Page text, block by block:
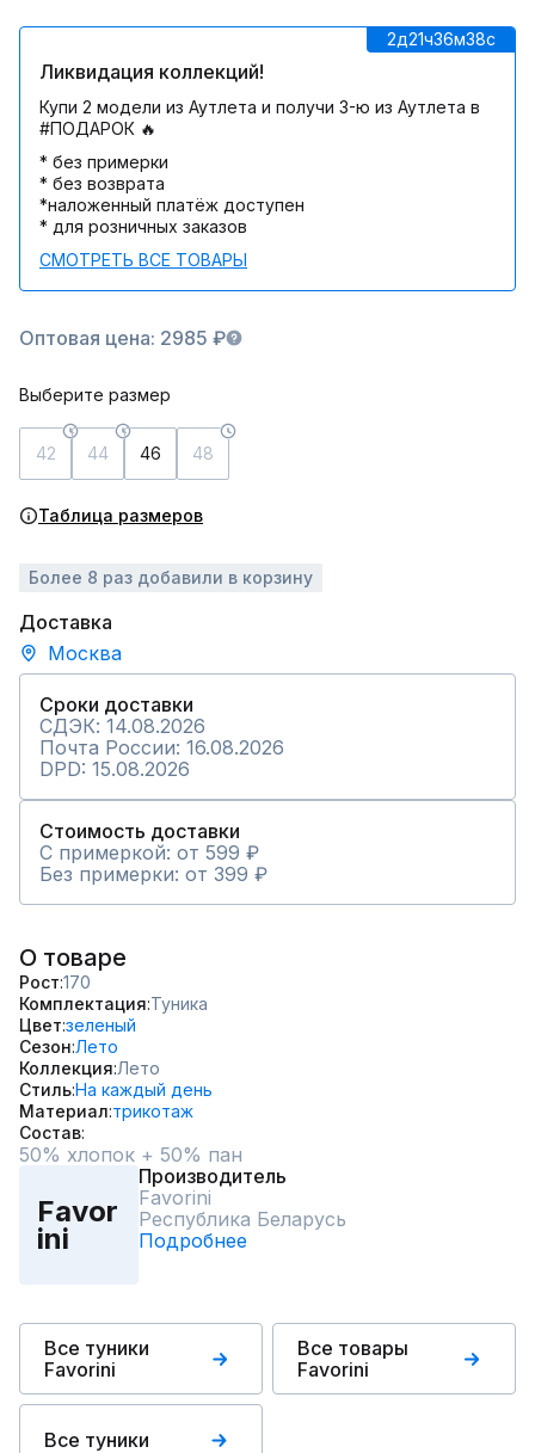
2д21ч36м38c
Ликвидация коллекций!
Купи 2 модели из Аутлета и получи 3-ю из Аутлета в
#ПОДАРОК 🔥
* без примерки
* без возврата
*наложенный платёж доступен
* для розничных заказов
СМОТРЕТЬ ВСЕ ТОВАРЫ
Оптовая цена: 2985 ₽
Выберите размер
42 44 46 48
Таблица размеров
Более 8 раз добавили в корзину
Доставка
Москва
Сроки доставки
СДЭК: 14.08.2026
Почта России: 16.08.2026
DPD: 15.08.2026
Стоимость доставки
С примеркой: от 599 ₽
Без примерки: от 399 ₽
О товаре
Рост 170
Комплектация Туника
Цвет зеленый
Сезон Лето
Коллекция Лето
СтильНа каждый день
Материал трикотаж
Состав
50% хлопок + 50% пан
Favor
ini
Производитель
Favorini
Республика Беларусь
Подробнее
Все туники
Favorini
Все товары
Favorini
Все туники